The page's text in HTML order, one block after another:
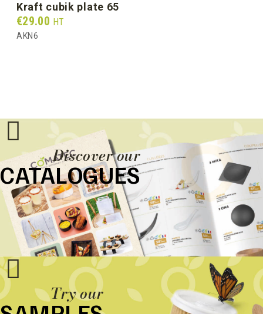
kraft cubik plate 65
Prix
€29.00 HT
AKN6
Discover our
CATALOGUES
Try our